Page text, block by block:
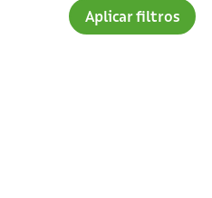
Aplicar filtros